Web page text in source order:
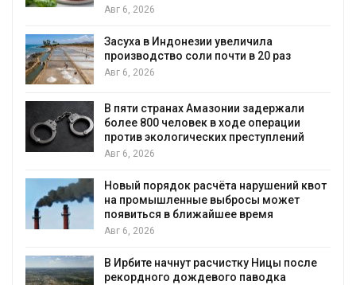
Авг 6, 2026
Засуха в Индонезии увеличила
производство соли почти в 20 раз
Авг 6, 2026
В пяти странах Амазонии задержали
более 800 человек в ходе операции
против экологических преступлений
Авг 6, 2026
Новый порядок расчёта нарушений квот
на промышленные выбросы может
появиться в ближайшее время
Авг 6, 2026
В Ирбите начнут расчистку Ницы после
рекордного дождевого паводка